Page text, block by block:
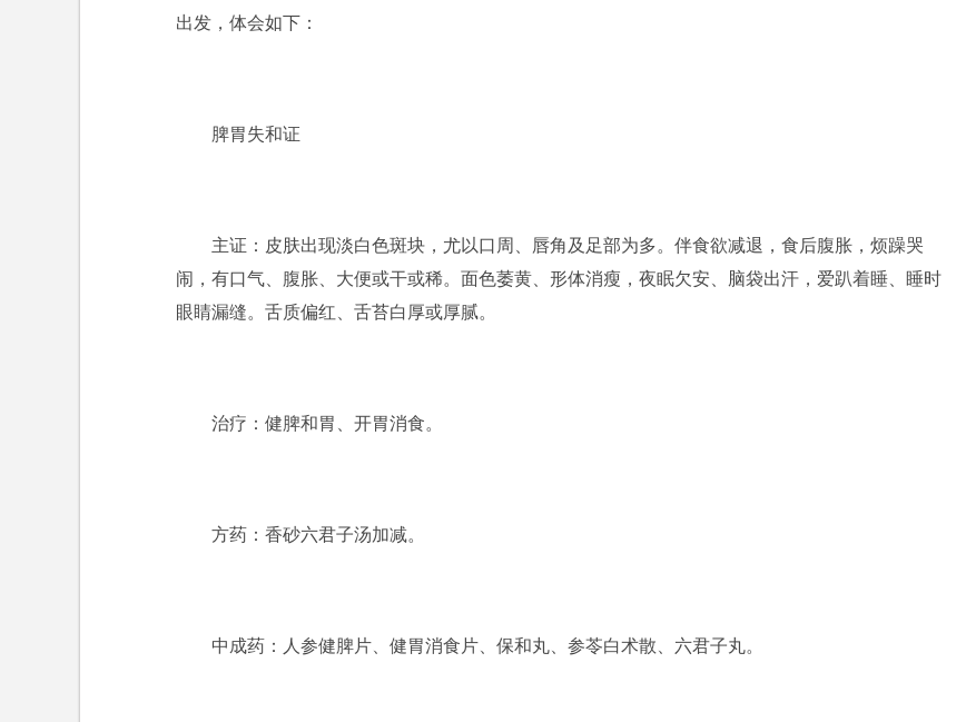
出发，体会如下：
脾胃失和证
主证：皮肤出现淡白色斑块，尤以口周、唇角及足部为多。伴食欲减退，食后腹胀，烦躁哭
闹，有口气、腹胀、大便或干或稀。面色萎黄、形体消瘦，夜眠欠安、脑袋出汗，爱趴着睡、睡时
眼睛漏缝。舌质偏红、舌苔白厚或厚腻。
治疗：健脾和胃、开胃消食。
方药：香砂六君子汤加减。
中成药：人参健脾片、健胃消食片、保和丸、参苓白术散、六君子丸。